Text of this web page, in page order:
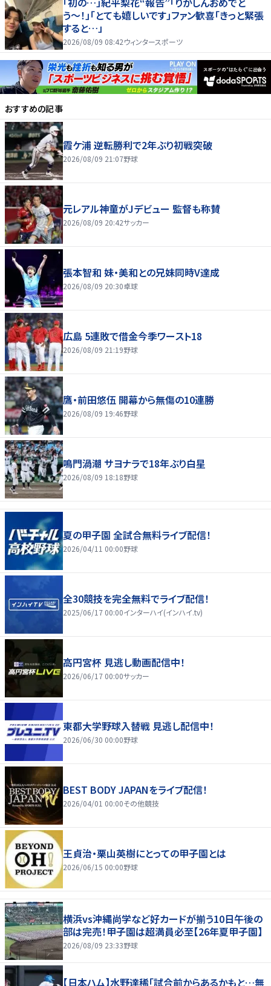
う〜！」「とても嬉しいです」ファン歓喜「きっと緊張
すると…」
2026/08/09 08:42ウィンタースポーツ
おすすめの記事
霞ケ浦 逆転勝利で2年ぶり初戦突破
2026/08/09 21:07野球
元レアル神童がJデビュー 監督も称賛
2026/08/09 20:42サッカー
張本智和 妹・美和との兄妹同時V達成
2026/08/09 20:30卓球
広島 5連敗で借金今季ワースト18
2026/08/09 21:19野球
鷹・前田悠伍 開幕から無傷の10連勝
2026/08/09 19:46野球
鳴門渦潮 サヨナラで18年ぶり白星
2026/08/09 18:18野球
夏の甲子園 全試合無料ライブ配信！
2026/04/11 00:00野球
全30競技を完全無料でライブ配信！
2025/06/17 00:00インターハイ(インハイ.tv)
高円宮杯 見逃し動画配信中！
2026/06/17 00:00サッカー
東都大学野球入替戦 見逃し配信中！
2026/06/30 00:00野球
BEST BODY JAPANをライブ配信！
2026/04/01 00:00その他競技
王貞治・栗山英樹にとっての甲子園とは
2026/06/15 00:00野球
横浜vs沖縄尚学など好カードが揃う10日午後の
部は完売！甲子園は超満員必至【26年夏甲子園】
2026/08/09 23:33野球
【日本ハム】水野達稀「試合前からあるかもと…無